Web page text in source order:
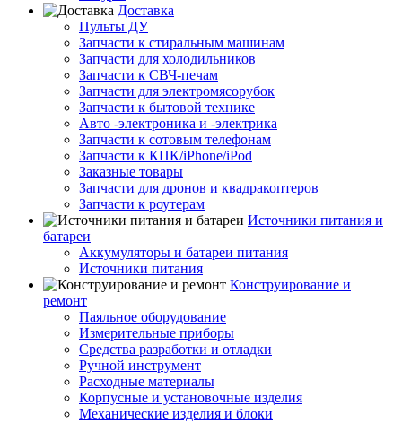
Доставка
Пульты ДУ
Запчасти к стиральным машинам
Запчасти для холодильников
Запчасти к СВЧ-печам
Запчасти для электромясорубок
Запчасти к бытовой технике
Авто -электроника и -электрика
Запчасти к сотовым телефонам
Запчасти к КПК/iPhone/iPod
Заказные товары
Запчасти для дронов и квадракоптеров
Запчасти к роутерам
Источники питания и
батареи
Аккумуляторы и батареи питания
Источники питания
Конструирование и
ремонт
Паяльное оборудование
Измерительные приборы
Средства разработки и отладки
Ручной инструмент
Расходные материалы
Корпусные и установочные изделия
Механические изделия и блоки